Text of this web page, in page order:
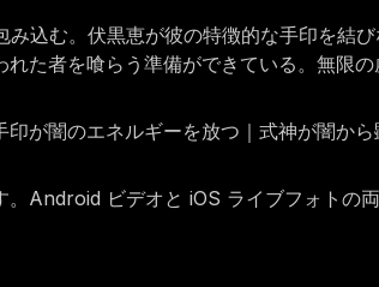
込む。伏黒恵が彼の特徴的な手印を結
た者を喰らう準備ができている。無限
が闇のエネルギーを放つ｜式神が闇か
Android ビデオと iOS ライブフォトの